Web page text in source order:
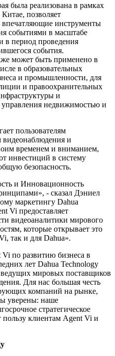
была реализована в рамках
позволяет
впечатляющие инструменты
событиями в масштабе
в период проведения
события.
может быть применено в
в образовательных
и промышленности, для
и правоохранительных
и
недвижимостью и
пользователям
видеонаблюдения и
временем и вниманием,
инвестиций в систему
безопасность.
и Инновационность
- сказал Дэниел
маркетингу Dahua
Vi предоставляет
видеоаналитики мирового
которые открывает это
так и для Dahua».
по развитию бизнеса в
лет Dahua Technology
ведущих мировых поставщиков
Для нас большая честь
компаний на рынке,
уверены: наше
стратегическое
пользу клиентам Agent Vi и